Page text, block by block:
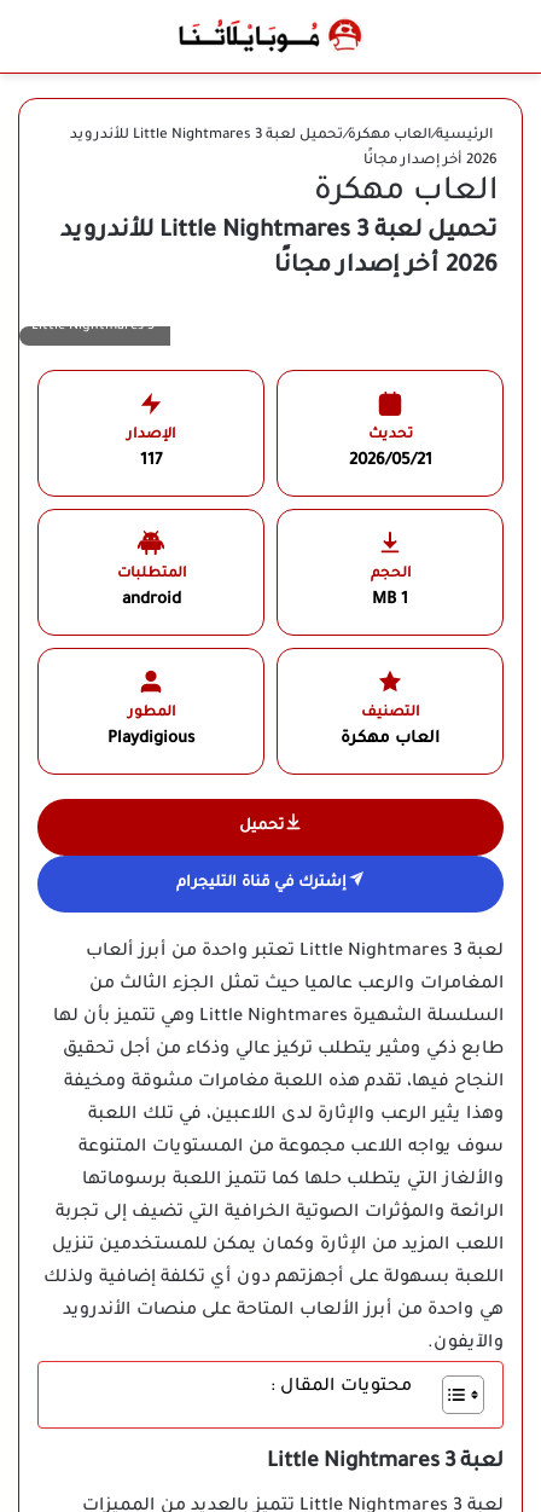
الوضع المظلم
الرئيسية/العاب مهكرة/
تحميل لعبة Little Nightmares 3 للأندرويد
2026 أخر إصدار مجانًا
العاب مهكرة
تحميل لعبة Little Nightmares 3 للأندرويد
2026 أخر إصدار مجانًا
Little Nightmares 3
تحديث
2026/05/21
الإصدار
117
الحجم
1 MB
المتطلبات
android
التصنيف
العاب مهكرة
المطور
Playdigious‏
تحميل
إشترك في قناة التليجرام
لعبة Little Nightmares 3 تعتبر واحدة من أبرز ألعاب
المغامرات والرعب عالميا حيث تمثل الجزء الثالث من
السلسلة الشهيرة Little Nightmares وهي تتميز بأن لها
طابع ذكي ومثير يتطلب تركيز عالي وذكاء من أجل تحقيق
النجاح فيها، تقدم هذه اللعبة مغامرات مشوقة ومخيفة
وهذا يثير الرعب والإثارة لدى اللاعبين، في تلك اللعبة
سوف يواجه اللاعب مجموعة من المستويات المتنوعة
والألغاز التي يتطلب حلها كما تتميز اللعبة برسوماتها
الرائعة والمؤثرات الصوتية الخرافية التي تضيف إلى تجربة
اللعب المزيد من الإثارة وكمان يمكن للمستخدمين تنزيل
اللعبة بسهولة على أجهزتهم دون أي تكلفة إضافية ولذلك
هي واحدة من أبرز الألعاب المتاحة على منصات الأندرويد
والآيفون.
محتويات المقال :
لعبة Little Nightmares 3
لعبة Little Nightmares 3 تتميز بالعديد من المميزات